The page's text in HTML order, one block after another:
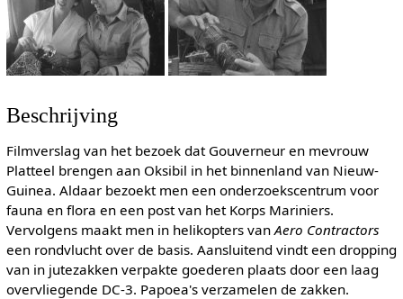
Beschrijving
Filmverslag van het bezoek dat Gouverneur en mevrouw
Platteel brengen aan Oksibil in het binnenland van Nieuw-
Guinea. Aldaar bezoekt men een onderzoekscentrum voor
fauna en flora en een post van het Korps Mariniers.
Vervolgens maakt men in helikopters vanAero Contractors
een rondvlucht over de basis. Aansluitend vindt een dropping
van in jutezakken verpakte goederen plaats door een laag
overvliegende DC-3. Papoea's verzamelen de zakken.